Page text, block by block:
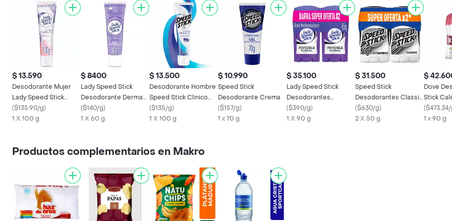
$ 13.590
Desodorante Mujer
Lady Speed Stick
Clinico Protege Aclara
100gr
($135.90/g)
1 X 100 g
$ 8400
Lady Speed Stick
Desodorante Derma
Hair Minimizer Mujer
60 g
($140/g)
1 X 60 g
$ 13.500
Desodorante Hombre
Speed Stick Clinico
Antitranspirante Tubo
100g
($135/g)
1 X 100 g
$ 10.990
Speed Stick
Desodorante Crema
($157/g)
1 x 70 g
$ 35.100
Lady Speed Stick
Desodorantes
Invisible Floral 90 g
($390/g)
1 X 90 g
$ 31.500
Speed Stick
Desodorantes Classic
100 g
($630/g)
2 X 50 g
$
Dove
Stick
(
1 x 90 g
Productos complementarios en Makro